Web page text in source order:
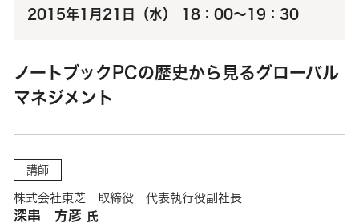
2015年1月21日（水） 18：00～19：30
ノートブックPCの歴史から見るグローバル
マネジメント
講師
株式会社東芝 取締役 代表執行役副社長
深串 方彦 氏